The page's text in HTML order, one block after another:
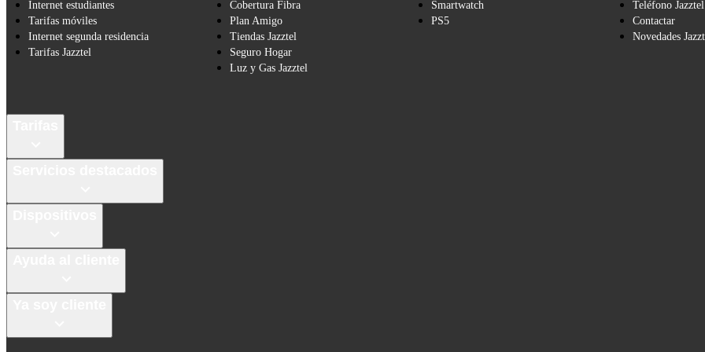
Internet estudiantes
Tarifas móviles
Internet segunda residencia
Tarifas Jazztel
Cobertura Fibra
Plan Amigo
Tiendas Jazztel
Seguro Hogar
Luz y Gas Jazztel
Smartwatch
PS5
Teléfono Jazztel
Contactar
Novedades